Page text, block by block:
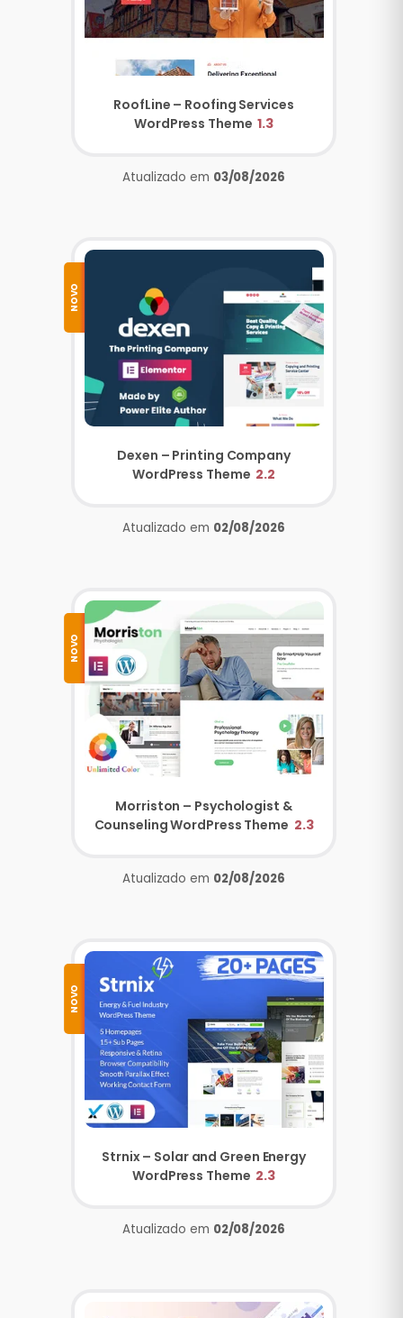
RoofLine – Roofing Services
WordPress Theme 1.3
Atualizado em 03/08/2026
NOVO
Dexen – Printing Company
WordPress Theme 2.2
Atualizado em 02/08/2026
NOVO
Morriston – Psychologist &
Counseling WordPress Theme 2.3
Atualizado em 02/08/2026
NOVO
Strnix – Solar and Green Energy
WordPress Theme 2.3
Atualizado em 02/08/2026